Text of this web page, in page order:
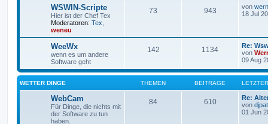
WSWIN-Scripte
Hier ist der Chef Tex
Moderatoren: Tex
weneu
73 943 von
18 Jul
WeeWx
wenn es um andere
Software geht
142 1134
Re:
von
09 Aug
WETTER DINGE THEMEN BEITRÄGE
WebCam
Für Dinge, die nichts mit
der Software zu tun
haben.
84 610
Re:
von
01 Jun